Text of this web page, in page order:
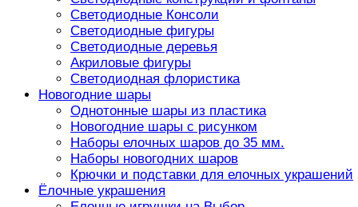
Светодиодные Консоли
Светодиодные фигуры
Светодиодные деревья
Акриловые фигуры
Светодиодная флористика
Новогодние шары
Однотонные шары из пластика
Новогодние шары с рисунком
Наборы елочных шаров до 35 мм.
Наборы новогодних шаров
Крючки и подставки для елочных украшений
Ёлочные украшения